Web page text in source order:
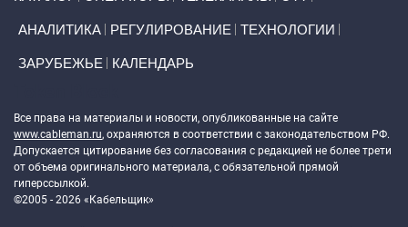
АНАЛИТИКА РЕГУЛИРОВАНИЕ ТЕХНОЛОГИИ
ЗАРУБЕЖЬЕ КАЛЕНДАРЬ
Все права на материалы и новости, опубликованные на сайте
www.cableman.ru, охраняются в соответствии с законодательством РФ.
Допускается цитирование без согласования с редакцией не более трети
от объема оригинального материала, с обязательной прямой
гиперссылкой.
©2005 - 2026 «Кабельщик»